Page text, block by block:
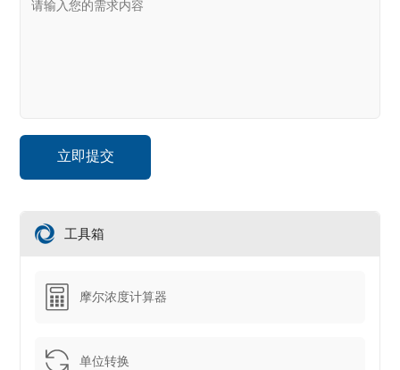
工具箱
摩尔浓度计算器
单位转换